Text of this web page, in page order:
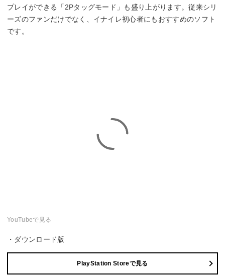
プレイができる「2Pタッグモード」も盛り上がります。従来シリ
ーズのファンだけでなく、イナイレ初心者にもおすすめのソフト
です。
YouTubeで見る
・ダウンロード版
PlayStation Storeで見る